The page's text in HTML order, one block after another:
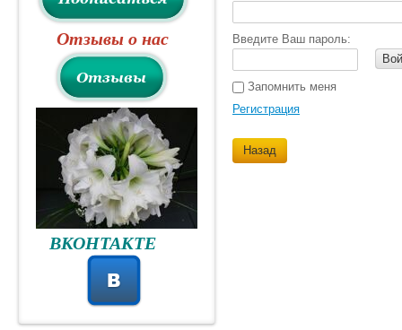
Введите Ваш пароль:
Запомнить меня
Регистрация
Назад
Отзывы о нас
ВКОНТАКТЕ